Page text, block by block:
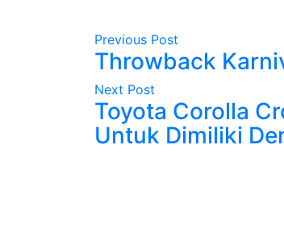
Previous Post
Throwback
Next Post
Toyota Corolla
Untuk Dimiliki